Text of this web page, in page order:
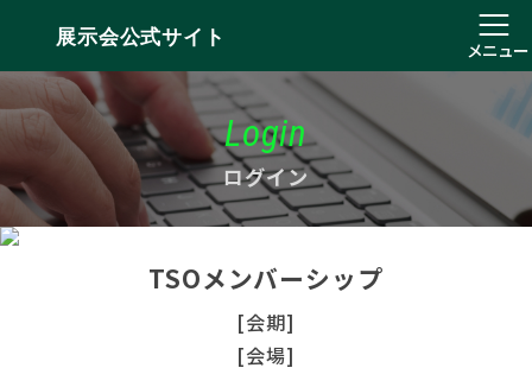
展示会公式サイト
メニュー
Login
ログイン
TSOメンバーシップ
[会期]
[会場]